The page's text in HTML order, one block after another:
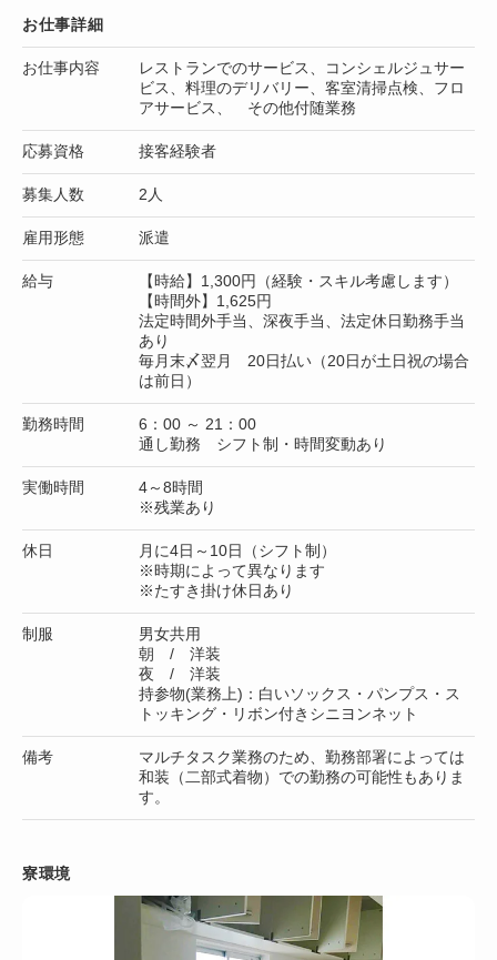
お仕事詳細
お仕事内容
レストランでのサービス、コンシェルジュサー
ビス、料理のデリバリー、客室清掃点検、フロ
アサービス、 その他付随業務
応募資格 接客経験者
募集人数 2人
雇用形態 派遣
給与
【時給】1,300円（経験・スキル考慮します）
【時間外】1,625円
法定時間外手当、深夜手当、法定休日勤務手当
あり
毎月末〆翌月 20日払い（20日が土日祝の場合
は前日）
勤務時間
6：00 ～ 21：00
通し勤務 シフト制・時間変動あり
実働時間
4～8時間
※残業あり
休日
月に4日～10日（シフト制）
※時期によって異なります
※たすき掛け休日あり
制服
男女共用
朝 / 洋装
夜 / 洋装
持参物(業務上)：白いソックス・パンプス・ス
トッキング・リボン付きシニヨンネット
備考
マルチタスク業務のため、勤務部署によっては
和装（二部式着物）での勤務の可能性もありま
す。
寮環境